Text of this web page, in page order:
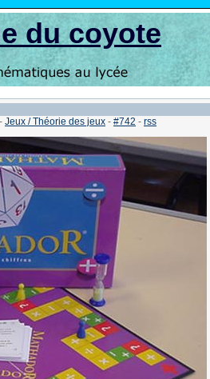
du coyote
- Jeux / Théorie des jeux - #742 - rss